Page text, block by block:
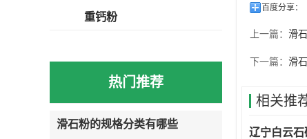
百度分享：
上一篇： 滑
下一篇： 滑
相关推
辽宁白云
重钙粉
热门推荐
滑石粉的规格分类有哪些